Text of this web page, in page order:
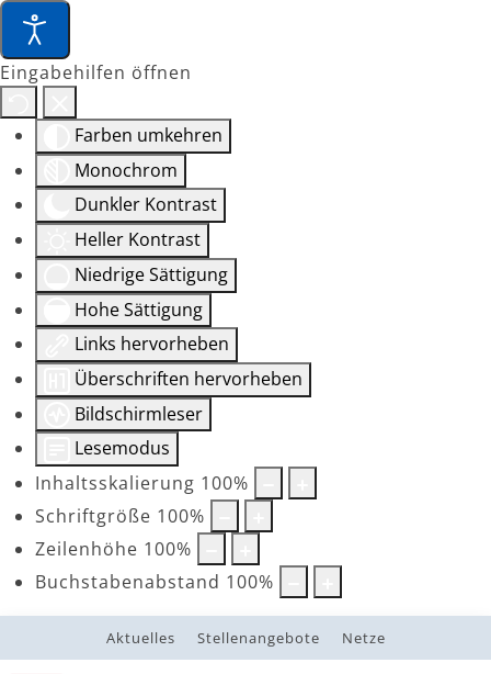
Eingabehilfen öffnen
Farben umkehren
Monochrom
Dunkler Kontrast
Heller Kontrast
Niedrige Sättigung
Hohe Sättigung
Links hervorheben
Überschriften hervorheben
Bildschirmleser
Lesemodus
Inhaltsskalierung 100%
Schriftgröße 100%
Zeilenhöhe 100%
Buchstabenabstand 100%
Aktuelles Stellenangebote Netze